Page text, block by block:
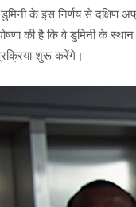
के इस निर्णय से दक्षिण
की है कि वे डुमिनी के
शुरू करेंगे।